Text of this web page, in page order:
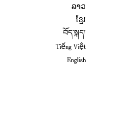
ລາວ
ខ្មែរ
བོད་སྐད།
Tiếng Việt
English